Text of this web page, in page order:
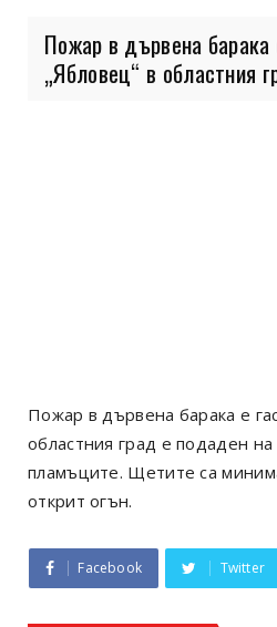
Пожар в дървена
„Ябловец“ в областния
Пожар в дървена барака е
областния град е подаден
пламъците. Щетите са
открит огън.
Facebook Twitter